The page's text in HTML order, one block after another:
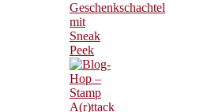
Geschenkschachtel
mit
Sneak
Peek